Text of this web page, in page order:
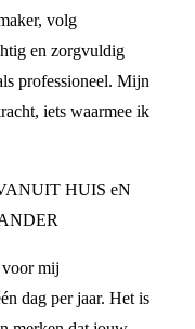
volg
en zorgvuldig
professioneel. Mijn
iets waarmee ik
HUIS eN
mij
dag per jaar. Het is